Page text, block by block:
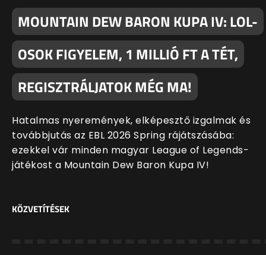
MOUNTAIN DEW BARON KUPA IV: LOL-
OSOK FIGYELEM, 1 MILLIÓ FT A TÉT,
REGISZTRÁLJATOK MÉG MA!
Hatalmas nyeremények, elképesztő izgalmak és
továbbjutás az EBL 2026 Spring rájátszásába:
ezekkel vár minden magyar League of Legends-
játékost a Mountain Dew Baron Kupa IV!
KÖZVETÍTÉSEK